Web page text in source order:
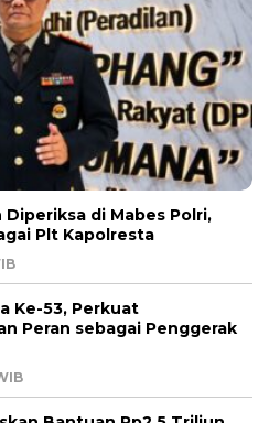
di Mabes Polri,
Plt Kapolresta
Ke-53, Perkuat
Peran sebagai Penggerak